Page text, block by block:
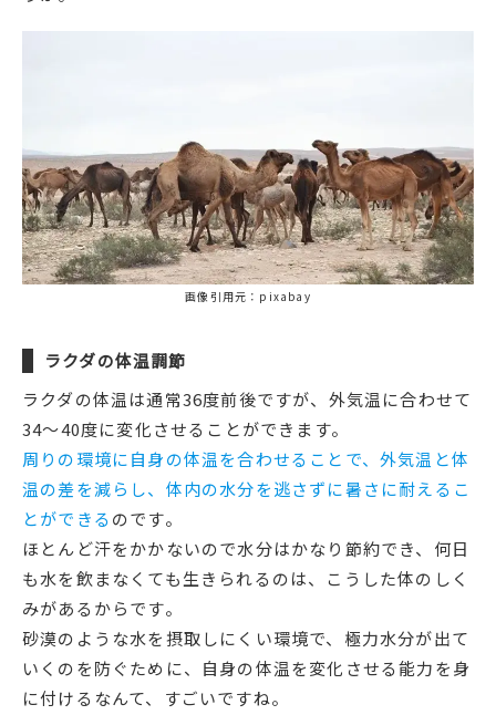
画像引用元：pixabay
ラクダの体温調節
ラクダの体温は通常36度前後ですが、外気温に合わせて
34～40度に変化させることができます。
周りの環境に自身の体温を合わせることで、外気温と体
温の差を減らし、体内の水分を逃さずに暑さに耐えるこ
とができるのです。
ほとんど汗をかかないので水分はかなり節約でき、何日
も水を飲まなくても生きられるのは、こうした体のしく
みがあるからです。
砂漠のような水を摂取しにくい環境で、極力水分が出て
いくのを防ぐために、自身の体温を変化させる能力を身
に付けるなんて、すごいですね。